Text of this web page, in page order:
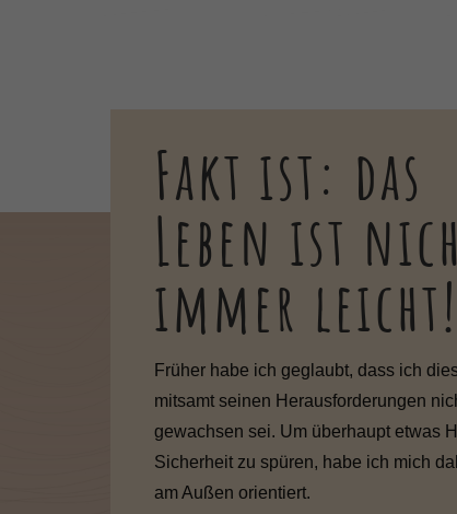
Fakt ist: das
Leben ist
immer leicht!
Früher habe ich geglaubt, dass ich
mitsamt seinen Herausforderungen
gewachsen sei. Um überhaupt etwas
Sicherheit zu spüren, habe ich mich
am Außen orientiert.